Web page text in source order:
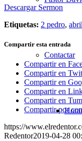
Contactar
Descargar Sermon
Etiquetas: 2 pedro,
Compartir esta entrada
Compartir en
Compartir en
Compartir en
Compartir en
Compartir en
Compartir por
https://
Redentor2019-04-28